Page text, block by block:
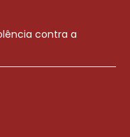
contra a